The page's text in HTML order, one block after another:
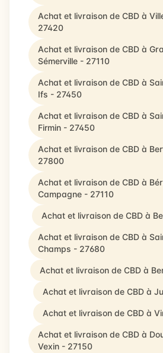
Achat et livraison de CBD à
27420
Achat et livraison de CBD à
Sémerville - 27110
Achat et livraison de CBD à
Ifs - 27450
Achat et livraison de CBD à
Firmin - 27450
Achat et livraison de CBD à
27800
Achat et livraison de CBD à
Campagne - 27110
Achat et livraison de CBD à
Achat et livraison de CBD à
Champs - 27680
Achat et livraison de CBD à
Achat et livraison de CBD à
Achat et livraison de CBD à
Achat et livraison de CBD à
Vexin - 27150